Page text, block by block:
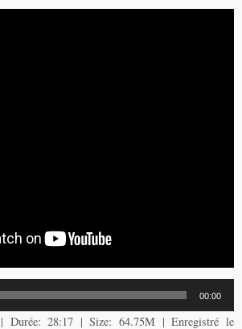
00:00
| Durée: 28:17 | Size: 64.75M | Enregistré le